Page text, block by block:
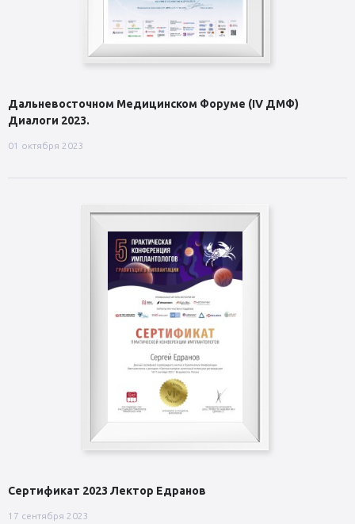
Дальневосточном Медицинском Форуме (IV ДМФ)
Диалоги 2023.
01 октября 2023
Сертификат 2023 Лектор Едранов
17 сентября 2023